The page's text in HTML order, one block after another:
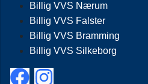
Billig VVS Nærum
Billig VVS Falster
Billig VVS Bramming
Billig VVS Silkeborg